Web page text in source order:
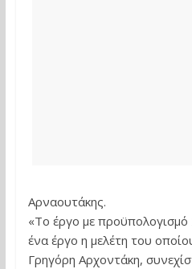
Αρναουτάκης.
«Το έργο με
ένα έργο η μελέτη του
Γρηγόρη Αρχοντάκη,